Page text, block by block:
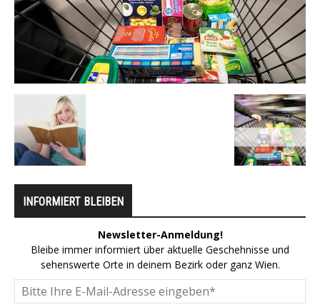
INFORMIERT BLEIBEN
Newsletter-Anmeldung!
Bleibe immer informiert über aktuelle Geschehnisse und
sehenswerte Orte in deinem Bezirk oder ganz Wien.